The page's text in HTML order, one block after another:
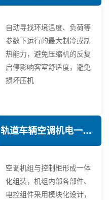
自动寻找环境温度、负荷等
参数下运行的最大制冷或制
热能力，避免压缩机的反复
启停影响客室舒适度，避免
损坏压机
轨道车辆空调机电一体化技术
空调机组与控制柜形成一体
化组装，机组内部各部件、
电控组件采用模块化设计，